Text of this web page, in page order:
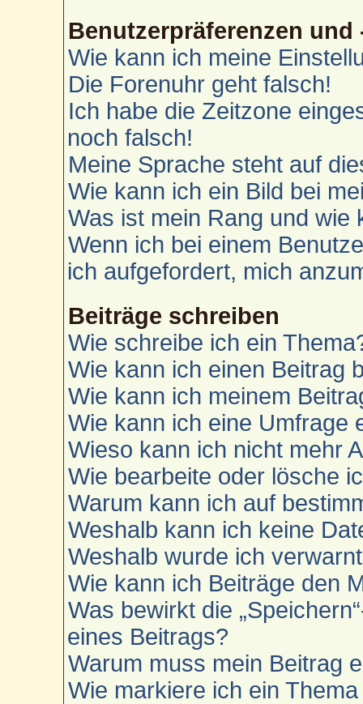
Benutzerpräferenzen
Wie kann ich meine
Die Forenuhr geht falsch!
Ich habe die Zeitzone
noch falsch!
Meine Sprache steht auf
Wie kann ich ein Bild bei
Was ist mein Rang und wie
Wenn ich bei einem
ich aufgefordert, mich
Beiträge schreiben
Wie schreibe ich ein
Wie kann ich einen Beitrag
Wie kann ich meinem
Wie kann ich eine Umfrage
Wieso kann ich nicht mehr
Wie bearbeite oder lösche
Warum kann ich auf
Weshalb kann ich keine
Weshalb wurde ich
Wie kann ich Beiträge den
Was bewirkt die
eines Beitrags?
Warum muss mein Beitrag
Wie markiere ich ein